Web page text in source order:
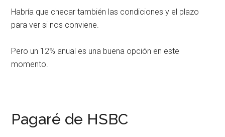
Habría que checar también las condiciones y el plazo
para ver si nos conviene.
Pero un 12% anual es una buena opción en este
momento.
Pagaré de HSBC